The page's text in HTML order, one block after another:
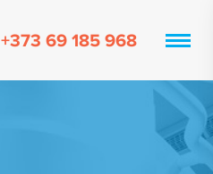
+373 69 185 968